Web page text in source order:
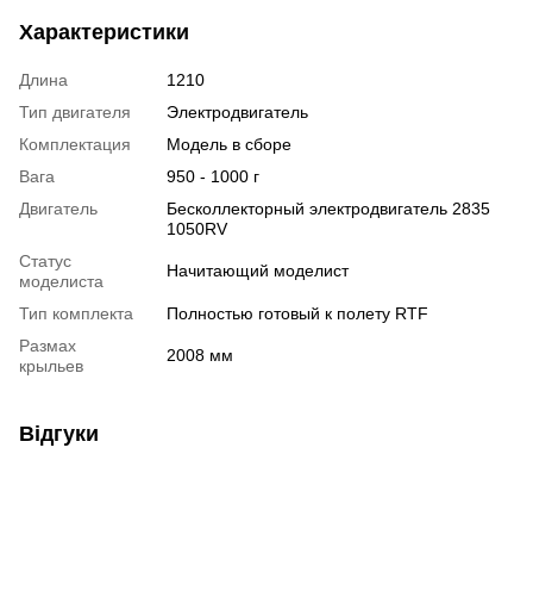
Характеристики
Длина
1210
Тип двигателя
Электродвигатель
Комплектация
Модель в сборе
Вага
950 - 1000 г
Двигатель
Бесколлекторный электродвигатель 2835
1050RV
Статус
моделиста
Начитающий моделист
Тип комплекта
Полностью готовый к полету RTF
Размах
крыльев
2008 мм
Відгуки